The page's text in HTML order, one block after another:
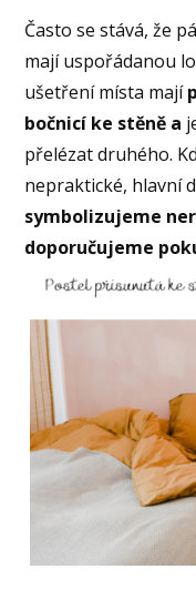
Často se stává, že
mají uspořádanou
ušetření místa mají
bočnicí ke stěně a
přelézat druhého.
nepraktické, hlavní
symbolizujeme
doporučujeme